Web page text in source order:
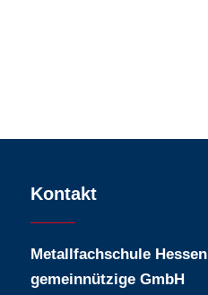
Kontakt
Metallfachschule Hessen
gemeinnützige GmbH